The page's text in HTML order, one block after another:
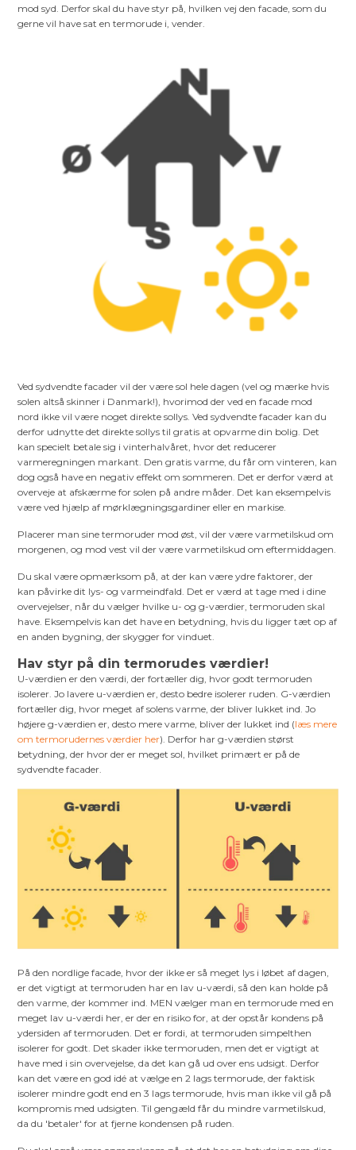
mod syd. Derfor skal du have styr på, hvilken vej den facade, som du
gerne vil have sat en termorude i, vender.
Ved sydvendte facader vil der være sol hele dagen (vel og mærke hvis
solen altså skinner i Danmark!), hvorimod der ved en facade mod
nord ikke vil være noget direkte sollys. Ved sydvendte facader kan du
derfor udnytte det direkte sollys til gratis at opvarme din bolig. Det
kan specielt betale sig i vinterhalvåret, hvor det reducerer
varmeregningen markant. Den gratis varme, du får om vinteren, kan
dog også have en negativ effekt om sommeren. Det er derfor værd at
overveje at afskærme for solen på andre måder. Det kan eksempelvis
være ved hjælp af mørklægningsgardiner eller en markise.
Placerer man sine termoruder mod øst, vil der være varmetilskud om
morgenen, og mod vest vil der være varmetilskud om eftermiddagen.
Du skal være opmærksom på, at der kan være ydre faktorer, der
kan påvirke dit lys- og varmeindfald. Det er værd at tage med i dine
overvejelser, når du vælger hvilke u- og g-værdier, termoruden skal
have. Eksempelvis kan det have en betydning, hvis du ligger tæt op af
en anden bygning, der skygger for vinduet.
Hav styr på din termorudes værdier!
U-værdien er den værdi, der fortæller dig, hvor godt termoruden
isolerer. Jo lavere u-værdien er, desto bedre isolerer ruden. G-værdien
fortæller dig, hvor meget af solens varme, der bliver lukket ind. Jo
højere g-værdien er, desto mere varme, bliver der lukket ind (læs mere
om termorudernes værdier her). Derfor har g-værdien størst
betydning, der hvor der er meget sol, hvilket primært er på de
sydvendte facader.
På den nordlige facade, hvor der ikke er så meget lys i løbet af dagen,
er det vigtigt at termoruden har en lav u-værdi, så den kan holde på
den varme, der kommer ind. MEN vælger man en termorude med en
meget lav u-værdi her, er der en risiko for, at der opstår kondens på
ydersiden af termoruden. Det er fordi, at termoruden simpelthen
isolerer for godt. Det skader ikke termoruden, men det er vigtigt at
have med i sin overvejelse, da det kan gå ud over ens udsigt. Derfor
kan det være en god idé at vælge en 2 lags termorude, der faktisk
isolerer mindre godt end en 3 lags termorude, hvis man ikke vil gå på
kompromis med udsigten. Til gengæld får du mindre varmetilskud,
da du 'betaler' for at fjerne kondensen på ruden.